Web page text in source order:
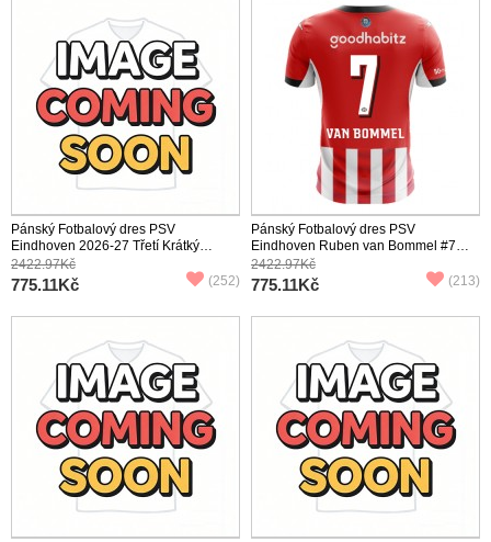
Pánský Fotbalový dres PSV
Eindhoven 2026-27 Třetí Krátký
Rukáv
2422.97Kč
775.11Kč (252)
Pánský Fotbalový dres PSV
Eindhoven Ruben van Bommel #7
2026-27 Domácí Krátký Rukáv
2422.97Kč
775.11Kč (213)